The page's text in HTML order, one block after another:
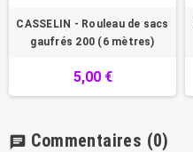
CASSELIN - Rouleau de sacs
gaufrés 200 (6 mètres)
5,00 €
chat Commentaires (0)